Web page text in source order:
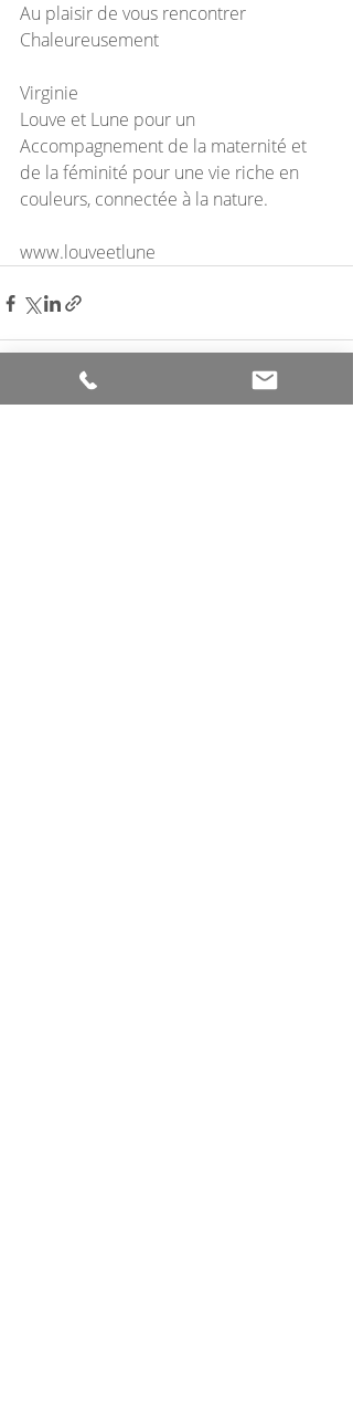
Au plaisir de vous rencontrer
Chaleureusement
Virginie
Louve et Lune pour un
Accompagnement de la maternité et
de la féminité pour une vie riche en
couleurs, connectée à la nature.
www.louveetlune